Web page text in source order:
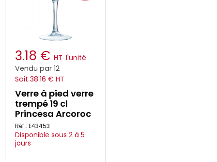
3.18 € HT l'unité
Vendu par 12
Soit 38.16 € HT
Verre à pied verre
trempé 19 cl
Princesa Arcoroc
Réf : E43453
Disponible sous 2 à 5
jours